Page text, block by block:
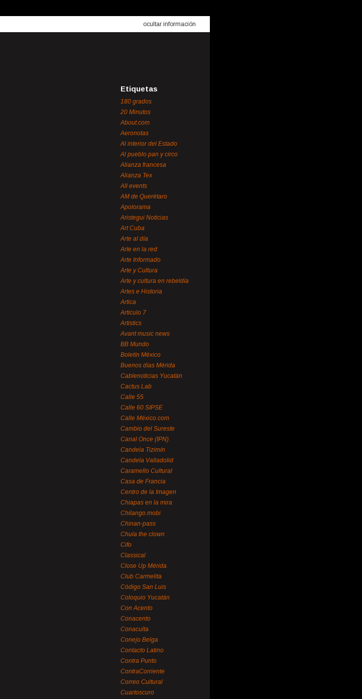
ocultar información
Etiquetas
180 grados
20 Minutos
About.com
Aeronotas
Al interior del Estado
Al pueblo pan y circo
Alianza francesa
Alianza Tex
All events
AM de Querétaro
Apolorama
Aristegui Noticias
Art Cuba
Arte al día
Arte en la red
Arte Informado
Arte y Cultura
Arte y cultura en rebeldía
Artes e Historia
Artica
Artículo 7
Artistics
Avant music news
BB Mundo
Boletín México
Buenos días Mérida
Cablenoticias Yucatán
Cactus Lab
Calle 55
Calle 60 SIPSE
Calle México.com
Cambio del Sureste
Canal Once (IPN)
Candela Tizimín
Candela Valladolid
Caramello Cultural
Casa de Francia
Centro de la Imagen
Chiapas en la mira
Chilango.mobi
Chinan-pass
Chula the clown
Cifo
Classical
Close Up Mérida
Club Carmelita
Código San Luis
Coloquio Yucatán
Con Acento
Conacento
Conaculta
Conejo Belga
Contacto Latino
Contra Punto
ContraCorriente
Correo Cultural
Cuartoscuro